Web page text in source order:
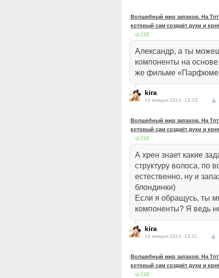
Волшебный мир запахов. На
который сам создаёт духи и
218
Александр, а ты
компоненты на
же фильме
kira
16 января 2014, 13:33
Волшебный мир запахов. На
который сам создаёт духи и
218
А хрен знает какие
структуру волоса, по
естественно, ну и
блондинки)
Если я обращусь, ты
компоненты? Я ведь
kira
16 января 2014, 13:11
Волшебный мир запахов. На
который сам создаёт духи и
218